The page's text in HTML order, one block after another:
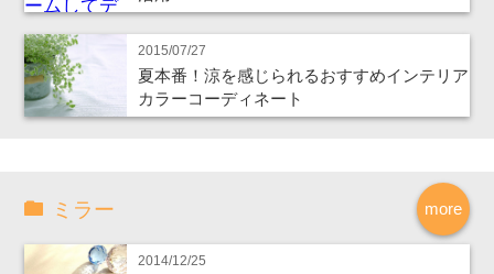
2015/07/27
夏本番！涼を感じられるおすすめインテリア
カラーコーディネート
more
ミラー
2014/12/25